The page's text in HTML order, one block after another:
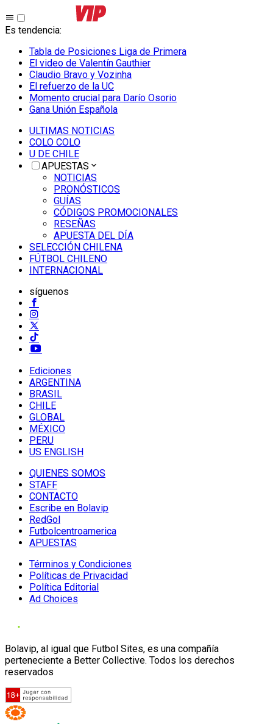
Es tendencia:
Tabla de Posiciones Liga de Primera
El video de Valentín Gauthier
Claudio Bravo y Vozinha
El refuerzo de la UC
Momento crucial para Darío Osorio
Gana Unión Española
ULTIMAS NOTICIAS
COLO COLO
U DE CHILE
APUESTAS
NOTICIAS
PRONÓSTICOS
GUÍAS
CÓDIGOS PROMOCIONALES
RESEÑAS
APUESTA DEL DÍA
SELECCIÓN CHILENA
FÚTBOL CHILENO
INTERNACIONAL
síguenos
Ediciones
ARGENTINA
BRASIL
CHILE
GLOBAL
MÉXICO
PERU
US ENGLISH
QUIENES SOMOS
STAFF
CONTACTO
Escribe en Bolavip
RedGol
Futbolcentroamerica
APUESTAS
Términos y Condiciones
Políticas de Privacidad
Política Editorial
Ad Choices
Bolavip, al igual que Futbol Sites, es una compañía
perteneciente a Better Collective. Todos los derechos
reservados